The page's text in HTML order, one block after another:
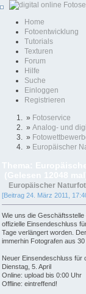
Home
Fotoentwicklung
Tutorials
Texturen
Forum
Hilfe
Suche
Einloggen
Registrieren
» Fotoservice
» Analog- und
»
» Europäischer
Europäischer
[Beitrag 24. März 2011,
Wie uns die
offizielle Einsendeschluss
Tage verlängert worden.
immerhin Fotografen aus 30
Neuer Einsendeschluss für
Dienstag, 5. April
Online: upload bis 0:00 Uhr
Offline: eintreffend!